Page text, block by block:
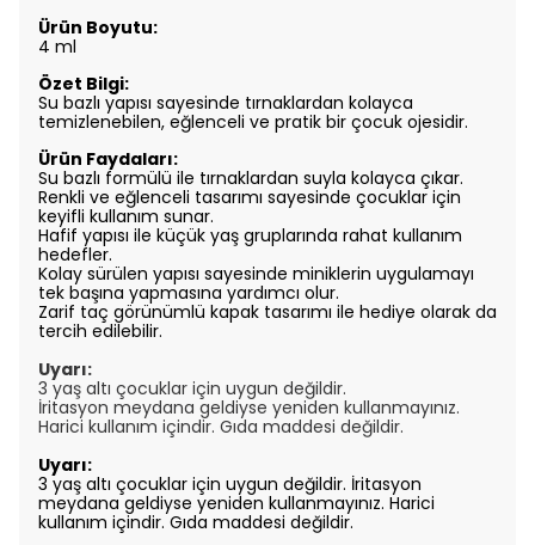
Ürün Boyutu:
4 ml
Özet Bilgi:
Su bazlı yapısı sayesinde tırnaklardan kolayca
temizlenebilen, eğlenceli ve pratik bir çocuk ojesidir.
Ürün Faydaları:
Su bazlı formülü ile tırnaklardan suyla kolayca çıkar.
Renkli ve eğlenceli tasarımı sayesinde çocuklar için
keyifli kullanım sunar.
Hafif yapısı ile küçük yaş gruplarında rahat kullanım
hedefler.
Kolay sürülen yapısı sayesinde miniklerin uygulamayı
tek başına yapmasına yardımcı olur.
Zarif taç görünümlü kapak tasarımı ile hediye olarak da
tercih edilebilir.
Uyarı:
3 yaş altı çocuklar için uygun değildir.
İritasyon meydana geldiyse yeniden kullanmayınız.
Harici kullanım içindir. Gıda maddesi değildir.
Uyarı:
3 yaş altı çocuklar için uygun değildir. İritasyon
meydana geldiyse yeniden kullanmayınız. Harici
kullanım içindir. Gıda maddesi değildir.